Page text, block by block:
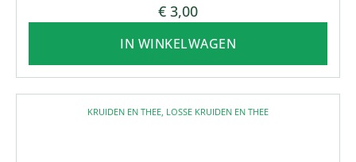
€ 3,00
IN WINKELWAGEN
KRUIDEN EN THEE LOSSE KRUIDEN EN THEE